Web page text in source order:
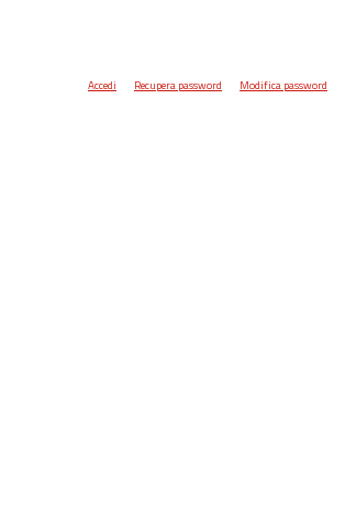
Accedi Recupera password Modifica password